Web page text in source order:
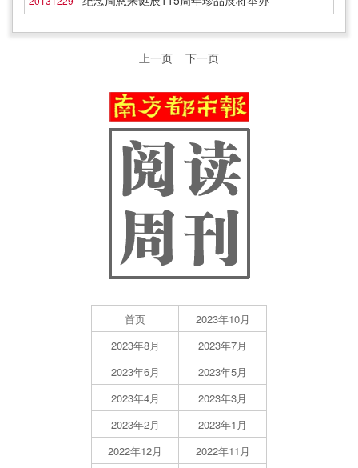
上一页 下一页
首页
2023年10月
2023年8月
2023年7月
2023年6月
2023年5月
2023年4月
2023年3月
2023年2月
2023年1月
2022年12月
2022年11月